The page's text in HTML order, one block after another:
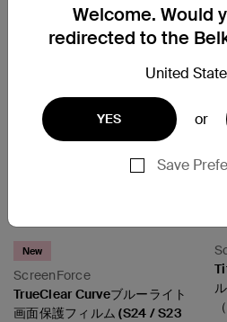
ScreenForce
New
TrueClear Curveブルーライト
画面保護フィルム (S24 / S23
Welcome. Would
redirected to the
United
YES or
Save